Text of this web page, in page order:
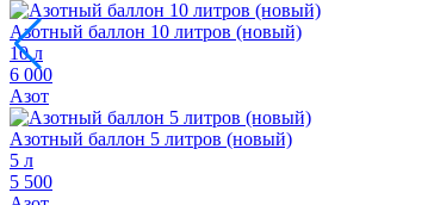
Азотный баллон 10 литров (новый)
10 л
6 000
Азот
Азотный баллон 5 литров (новый)
5 л
5 500